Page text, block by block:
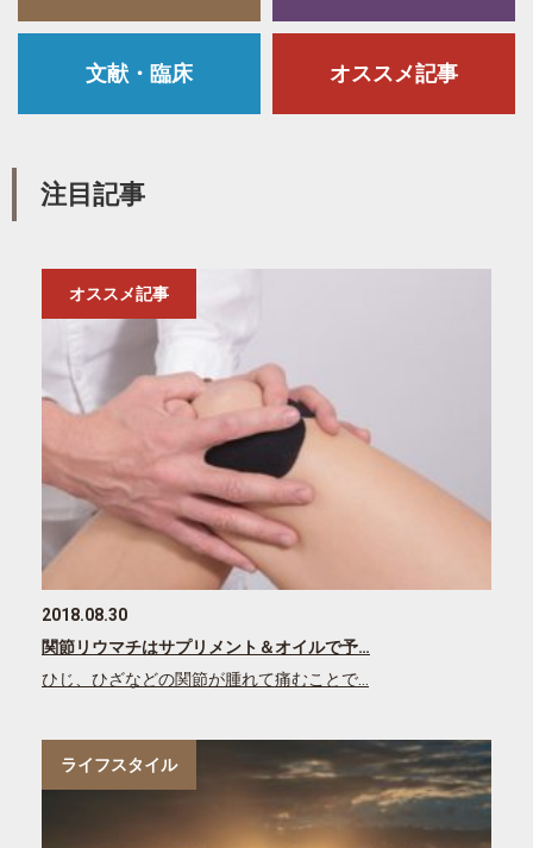
文献・臨床 オススメ記事
注目記事
オススメ記事
2018.08.30
関節リウマチはサプリメント＆オイルで予…
ひじ、ひざなどの関節が腫れて痛むことで…
ライフスタイル